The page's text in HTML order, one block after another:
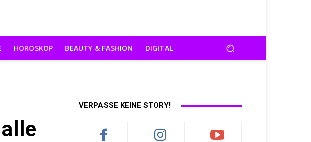
HOROSKOP BEAUTY & FASHION DIGITAL
VERPASSE KEINE STORY!